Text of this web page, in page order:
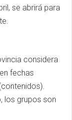
se abrirá para
considera
fechas
los grupos son